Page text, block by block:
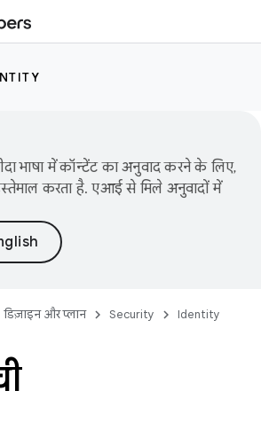
भाषा में कॉन्टेंट का अनुवाद करने के लिए,
करता है. एआई से मिले अनुवादों में
डिज़ाइन और प्लान Security
Identity